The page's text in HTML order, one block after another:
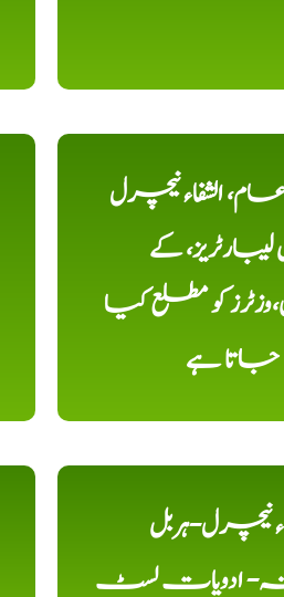
الشفاء نیچرل
لیبارٹریز، کے
کو مطلع کیا
جاتا ہے
نیچرل-ہربل
ادویات لسٹ